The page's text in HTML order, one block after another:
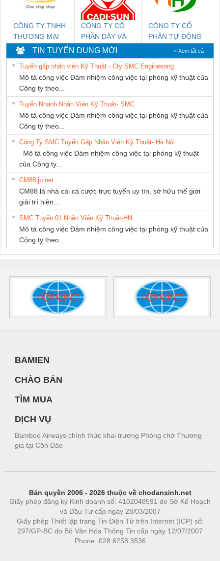
CÔNG TY TNHH
THƯƠNG MẠI
THIÊN ÂN VIỆT
NAM
CÔNG TY CỔ
PHẦN DÂY VÀ
CÁP ĐIỆN
THƯỢNG ĐÌNH
CÔNG TY CỔ
PHẦN TỰ ĐỘNG
TIẾN HƯNG
TIN TUYỂN DỤNG MỚI » Xem tất cả
Tuyển gấp nhân viên Kỹ Thuật - Cty SMC Engineering
Mô tả công việc Đảm nhiệm công việc tại phòng kỹ thuật của
Công ty theo...
Tuyển Nhanh Nhân Viên Kỹ Thuật- SMC
Mô tả công việc Đảm nhiệm công việc tại phòng kỹ thuật của
Công ty theo...
Công Ty SMC Tuyển Gấp Nhân Viên Kỹ Thuật- Hà Nội
Mô tả công việc Đảm nhiệm công việc tại phòng kỹ thuật
của Công ty...
CM88 jp net
CM88 là nhà cái cá cược trực tuyến uy tín, sở hữu thế giới
giải trí hiện...
SMC Tuyển 01 Nhân Viên Kỹ Thuật-HN
Mô tả công việc Đảm nhiệm công việc tại phòng kỹ thuật của
Công ty theo...
BAMIEN
CHÀO BÁN
TÌM MUA
DỊCH VỤ
Bamboo Airways chính thức khai trương Phòng chờ Thương
gia tại Côn Đảo
Bản quyền 2006 - 2026 thuộc về chodansinh.net
Giấy phép đăng ký Kinh doanh số: 4102048591 do Sở Kế Hoạch
và Đầu Tư cấp ngày 28/03/2007
Giấy phép Thiết lập trang Tin Điện Tử trên Internet (ICP) số:
297/GP-BC do Bộ Văn Hóa Thông Tin cấp ngày 12/07/2007
Phone: 028.6258.3536